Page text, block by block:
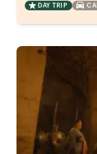
DAY TRIP